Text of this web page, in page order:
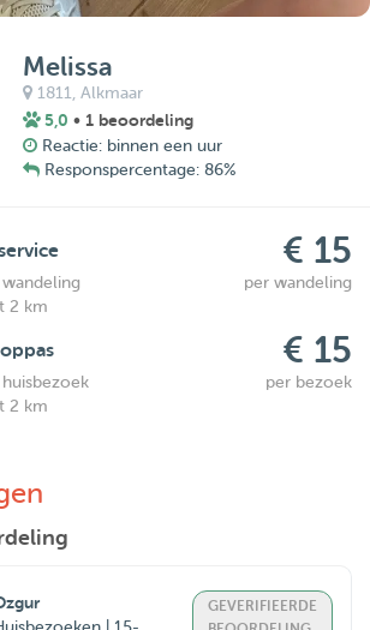
Melissa
1811,Alkmaar
5,0 • 1 beoordeling
Reactie: binnen een uur
Responspercentage: 86%
€ 15
per wandeling
2 km
€ 15
per bezoek
2 km
GEVERIFIEERDE